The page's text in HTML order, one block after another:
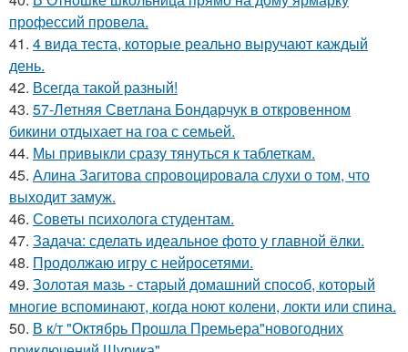
профессий провела.
41. 4 вида теста, которые реально выручают каждый
день.
42. Всегда такой разный!
43. 57-Летняя Светлана Бондарчук в откровенном
бикини отдыхает на гоа с семьей.
44. Мы привыкли сразу тянуться к таблеткам.
45. Алина Загитова спровоцировала слухи о том, что
выходит замуж.
46. Советы психолога студентам.
47. Задача: сделать идеальное фото у главной ёлки.
48. Продолжаю игру с нейросетями.
49. Золотая мазь - старый домашний способ, который
многие вспоминают, когда ноют колени, локти или спина.
50. В к/т "Октябрь Прошла Премьера"новогодних